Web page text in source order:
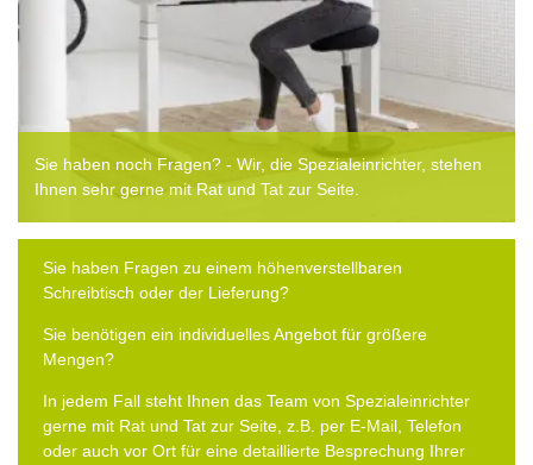
Sie haben noch Fragen? - Wir, die Spezialeinrichter, stehen
Ihnen sehr gerne mit Rat und Tat zur Seite.
Sie haben Fragen zu einem höhenverstellbaren
Schreibtisch oder der Lieferung?
Sie benötigen ein individuelles Angebot für größere
Mengen?
In jedem Fall steht Ihnen das Team von Spezialeinrichter
gerne mit Rat und Tat zur Seite, z.B. per E-Mail, Telefon
oder auch vor Ort für eine detaillierte Besprechung Ihrer